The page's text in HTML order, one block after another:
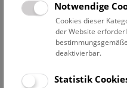
Datumsfilter
Datum
Notwendige
Cookies dieser
der Website
deaktivierbar.
Statistik